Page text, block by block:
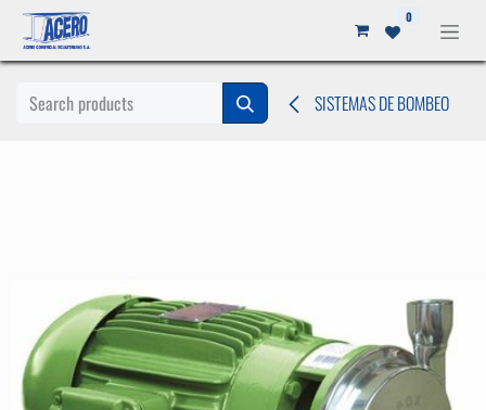
Ir al contenido 0
SISTEMAS DE BOMBEO